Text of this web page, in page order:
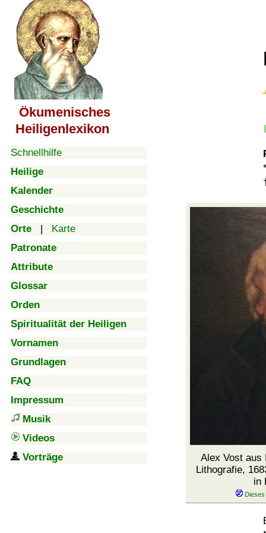
Ökumenisches
Heiligenlexikon
Schnellhilfe
Heilige
Kalender
Geschichte
Orte | Karte
Patronate
Attribute
Glossar
Orden
Spiritualität der Heiligen
Vornamen
Grundlagen
FAQ
Impressum
Musik
Videos
Vorträge
Alex Vost aus
Lithografie,
in